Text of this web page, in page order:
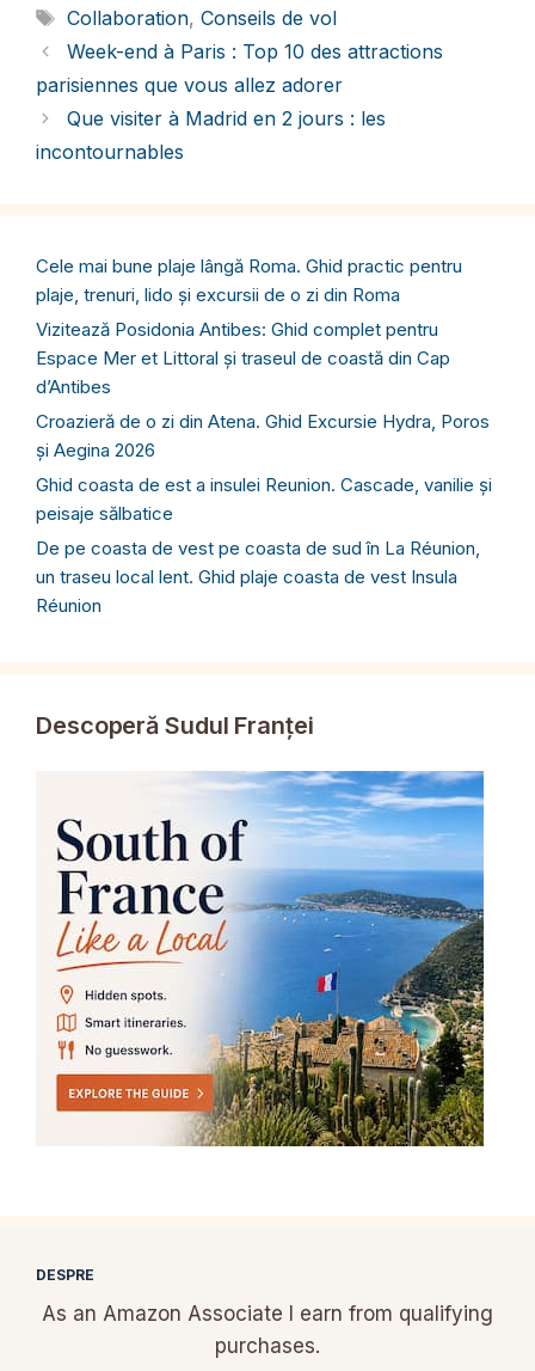
Étiquettes
Collaboration, Conseils de vol
Week-end à Paris : Top 10 des attractions
parisiennes que vous allez adorer
Que visiter à Madrid en 2 jours : les
incontournables
Cele mai bune plaje lângă Roma. Ghid practic pentru
plaje, trenuri, lido și excursii de o zi din Roma
Vizitează Posidonia Antibes: Ghid complet pentru
Espace Mer et Littoral și traseul de coastă din Cap
d’Antibes
Croazieră de o zi din Atena. Ghid Excursie Hydra, Poros
și Aegina 2026
Ghid coasta de est a insulei Reunion. Cascade, vanilie și
peisaje sălbatice
De pe coasta de vest pe coasta de sud în La Réunion,
un traseu local lent. Ghid plaje coasta de vest Insula
Réunion
Descoperă Sudul Franței
DESPRE
As an Amazon Associate I earn from qualifying
purchases.